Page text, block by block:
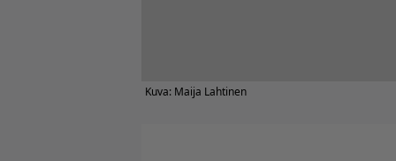
Kuva: Maija Lahtinen